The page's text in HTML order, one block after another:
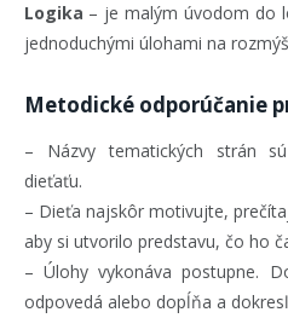
Logika – je malým úvodom do
jednoduchými úlohami na
Metodické odporúčanie
– Názvy tematických strán
dieťaťu.
– Dieťa najskôr motivujte,
aby si utvorilo predstavu, čo ho
– Úlohy vykonáva postupne.
odpovedá alebo dopĺňa a